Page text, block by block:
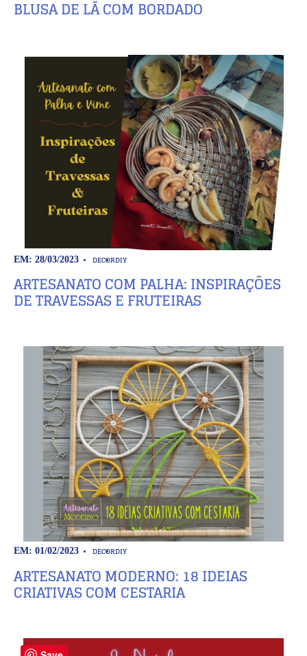
BLUSA DE LÃ COM BORDADO
EM: 28/03/2023 DECORDIY
ARTESANATO COM PALHA: INSPIRAÇÕES
DE TRAVESSAS E FRUTEIRAS
EM: 01/02/2023 DECORDIY
ARTESANATO MODERNO: 18 IDEIAS
CRIATIVAS COM CESTARIA